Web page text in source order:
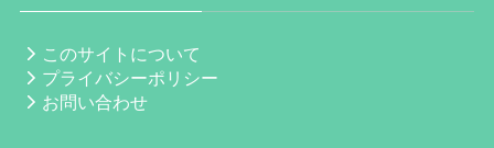
このサイトについて
プライバシーポリシー
お問い合わせ